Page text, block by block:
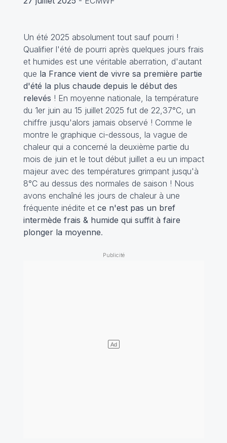
Un été 2025 absolument tout sauf pourri !
Qualifier l'été de pourri après quelques jours frais
et humides est une véritable aberration, d'autant
que la France vient de vivre sa première partie
d'été la plus chaude depuis le début des
relevés ! En moyenne nationale, la température
du 1er juin au 15 juillet 2025 fut de 22,37°C, un
chiffre jusqu'alors jamais observé ! Comme le
montre le graphique ci-dessous, la vague de
chaleur qui a concerné la deuxième partie du
mois de juin et le tout début juillet a eu un impact
majeur avec des températures grimpant jusqu'à
8°C au dessus des normales de saison ! Nous
avons enchaîné les jours de chaleur à une
fréquente inédite et ce n'est pas un bref
intermède frais & humide qui suffit à faire
plonger la moyenne.